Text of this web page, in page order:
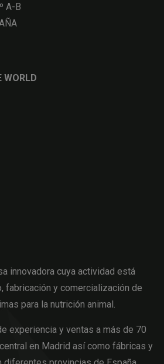
A-B
WORLD
innovadora cuya actividad está
fabricación y comercialización de
para la nutrición animal.
experiencia y ventas a más de 70
en Madrid así como fábricas y